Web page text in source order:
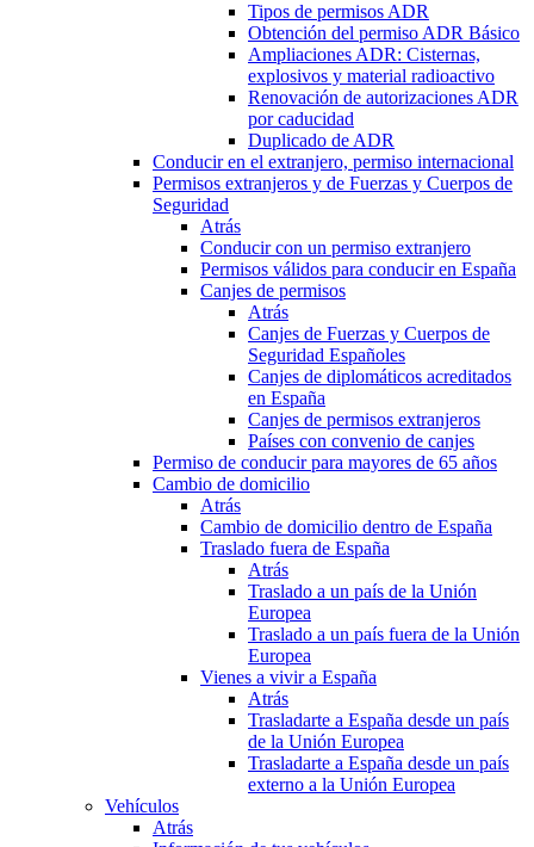
Tipos de permisos ADR
Obtención del permiso ADR Básico
Ampliaciones ADR: Cisternas,
explosivos y material radioactivo
Renovación de autorizaciones ADR
por caducidad
Duplicado de ADR
Conducir en el extranjero, permiso internacional
Permisos extranjeros y de Fuerzas y Cuerpos de
Seguridad
Atrás
Conducir con un permiso extranjero
Permisos válidos para conducir en España
Canjes de permisos
Atrás
Canjes de Fuerzas y Cuerpos de
Seguridad Españoles
Canjes de diplomáticos acreditados
en España
Canjes de permisos extranjeros
Países con convenio de canjes
Permiso de conducir para mayores de 65 años
Cambio de domicilio
Atrás
Cambio de domicilio dentro de España
Traslado fuera de España
Atrás
Traslado a un país de la Unión
Europea
Traslado a un país fuera de la Unión
Europea
Vienes a vivir a España
Atrás
Trasladarte a España desde un país
de la Unión Europea
Trasladarte a España desde un país
externo a la Unión Europea
Vehículos
Atrás